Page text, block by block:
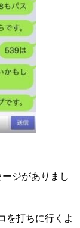
ジがありまし
を打ちに行くよ